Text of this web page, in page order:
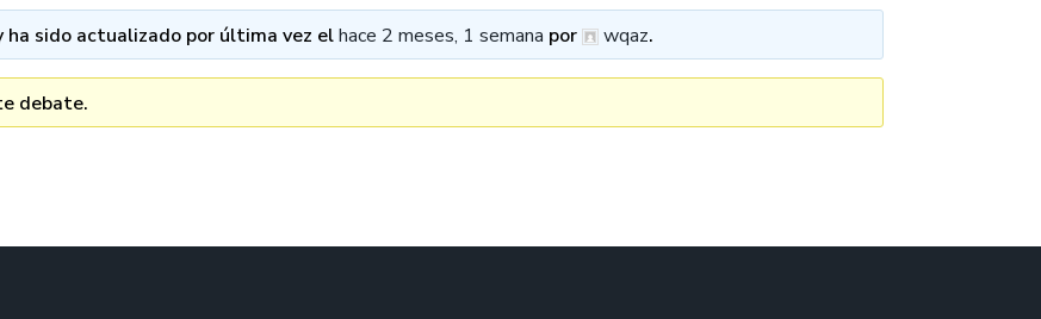
ha sido actualizado por última vez elhace 2 meses, 1 semana por wqaz.
debate.